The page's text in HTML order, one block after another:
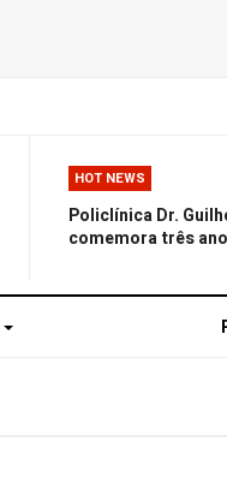
HOT NEWS
Policlínica Dr.
comemora três